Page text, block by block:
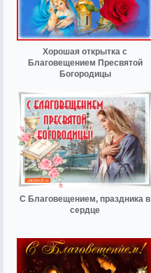
Хорошая открытка с
Благовещением Пресвятой
Богородицы
С Благовещением, праздника в
сердце